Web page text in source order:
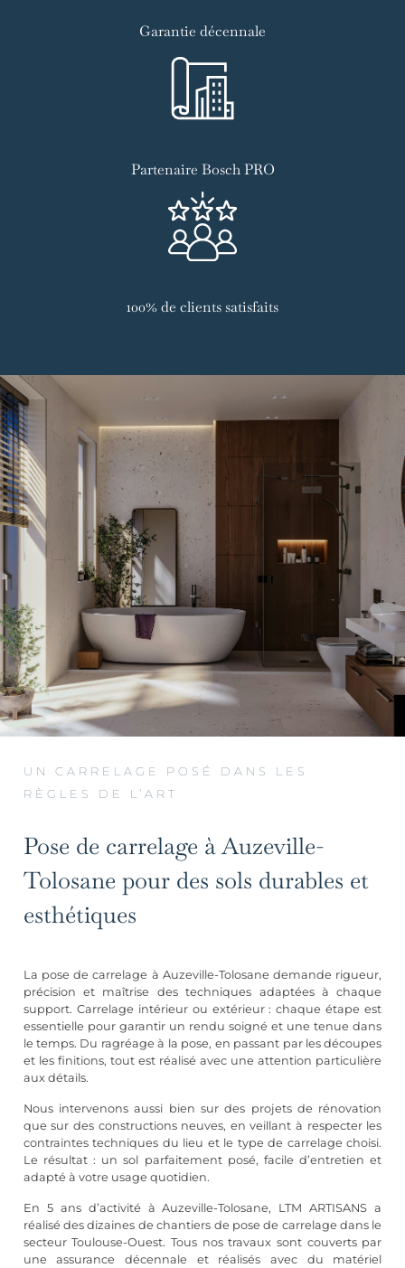
Garantie décennale
Partenaire Bosch PRO
100% de clients satisfaits
UN CARRELAGE POSÉ DANS LES
RÈGLES DE L’ART
Pose de carrelage à Auzeville-
Tolosane pour des sols durables et
esthétiques
La pose de carrelage à Auzeville-Tolosane demande rigueur,
précision et maîtrise des techniques adaptées à chaque
support. Carrelage intérieur ou extérieur : chaque étape est
essentielle pour garantir un rendu soigné et une tenue dans
le temps. Du ragréage à la pose, en passant par les découpes
et les finitions, tout est réalisé avec une attention particulière
aux détails.
Nous intervenons aussi bien sur des projets de rénovation
que sur des constructions neuves, en veillant à respecter les
contraintes techniques du lieu et le type de carrelage choisi.
Le résultat : un sol parfaitement posé, facile d’entretien et
adapté à votre usage quotidien.
En 5 ans d’activité à Auzeville-Tolosane, LTM ARTISANS a
réalisé des dizaines de chantiers de pose de carrelage dans le
secteur Toulouse-Ouest. Tous nos travaux sont couverts par
une assurance décennale et réalisés avec du matériel